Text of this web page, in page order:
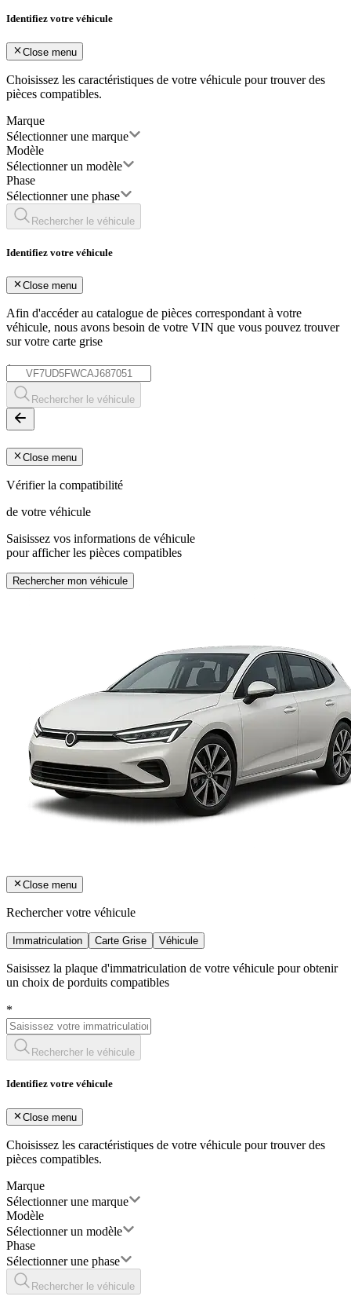
Identifiez votre véhicule
Close menu
Choisissez les caractéristiques de votre véhicule pour trouver des
pièces compatibles.
Marque
Sélectionner une marque
Modèle
Sélectionner un modèle
Phase
Sélectionner une phase
Rechercher le véhicule
Identifiez votre véhicule
Close menu
Afin d'accéder au catalogue de pièces correspondant à votre
véhicule, nous avons besoin de votre VIN que vous pouvez trouver
sur votre carte grise
*
Rechercher le véhicule
Close menu
Vérifier la compatibilité
de votre véhicule
Saisissez vos informations de véhicule
pour afficher les pièces compatibles
Rechercher mon véhicule
Close menu
Rechercher votre véhicule
Immatriculation Carte Grise Véhicule
Saisissez la plaque d'immatriculation de votre véhicule pour obtenir
un choix de porduits compatibles
*
Rechercher le véhicule
Identifiez votre véhicule
Close menu
Choisissez les caractéristiques de votre véhicule pour trouver des
pièces compatibles.
Marque
Sélectionner une marque
Modèle
Sélectionner un modèle
Phase
Sélectionner une phase
Rechercher le véhicule